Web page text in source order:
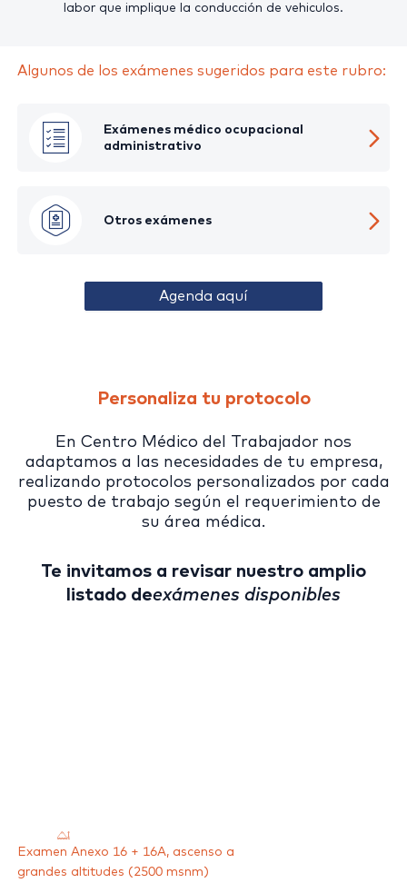
labor que implique la conducción de vehiculos.
Algunos de los exámenes sugeridos para este rubro:
Exámenes médico ocupacional
administrativo
Otros exámenes
Agenda aquí
Personaliza tu protocolo
En Centro Médico del Trabajador nos
adaptamos a las necesidades de tu empresa,
realizando protocolos personalizados por cada
puesto de trabajo según el requerimiento de
su área médica.
Te invitamos a revisar nuestro amplio
listado deexámenes disponibles
Examen Anexo 16 + 16A, ascenso a
grandes altitudes (2500 msnm)